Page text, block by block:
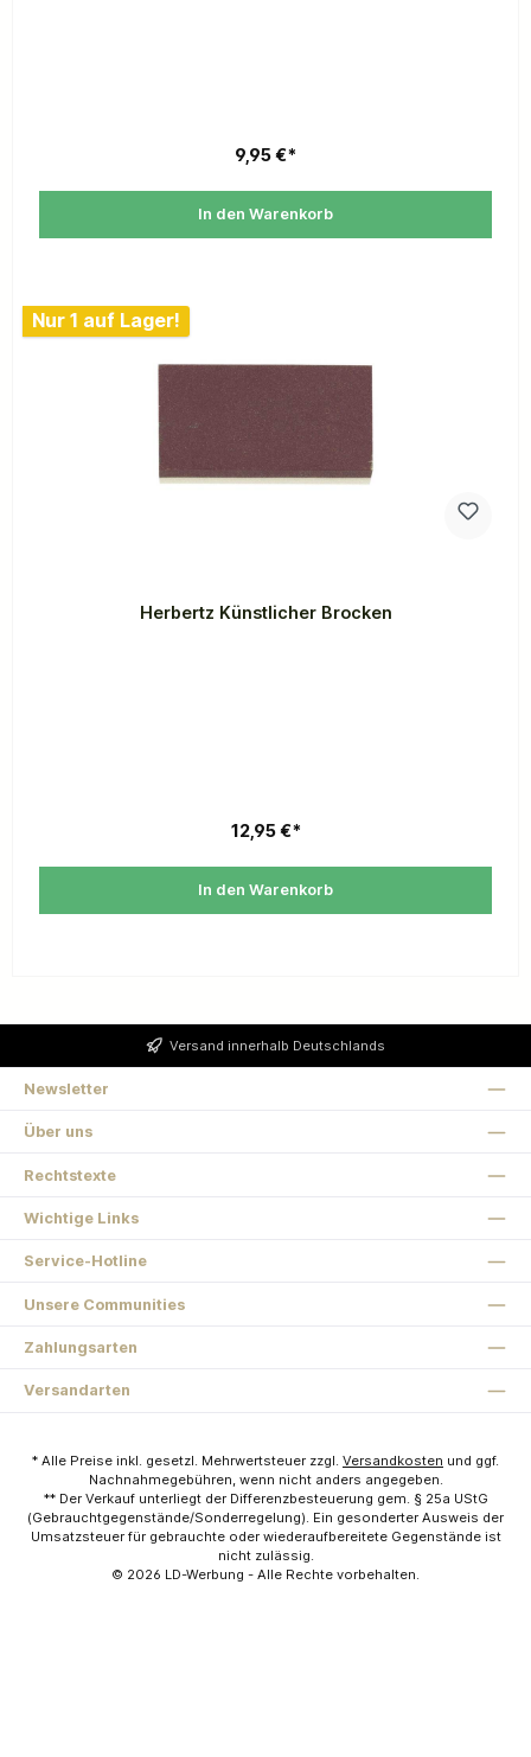
9,95 €*
In den Warenkorb
Nur 1 auf Lager!
Herbertz Künstlicher Brocken
12,95 €*
In den Warenkorb
Versand innerhalb Deutschlands
Newsletter
Über uns
Rechtstexte
Wichtige Links
Service-Hotline
Unsere Communities
Zahlungsarten
Versandarten
* Alle Preise inkl. gesetzl. Mehrwertsteuer zzgl. Versandkosten und ggf.
Nachnahmegebühren, wenn nicht anders angegeben.
** Der Verkauf unterliegt der Differenzbesteuerung gem. § 25a UStG
(Gebrauchtgegenstände/Sonderregelung). Ein gesonderter Ausweis der
Umsatzsteuer für gebrauchte oder wiederaufbereitete Gegenstände ist
nicht zulässig.
© 2026 LD-Werbung - Alle Rechte vorbehalten.